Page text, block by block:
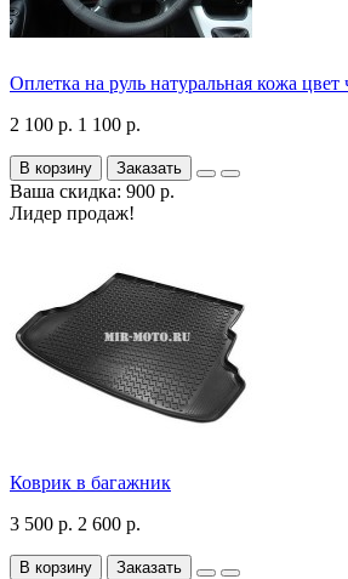
Оплетка на руль натуральная кожа цвет
2 100 р. 1 100 р.
В корзину Заказать
Ваша скидка: 900 р.
Лидер продаж!
Коврик в багажник
3 500 р. 2 600 р.
В корзину Заказать